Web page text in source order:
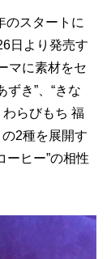
スタートに
日より発売す
マに素材をセ
ずき”、“きな
らびもち 福
2種を展開す
ーヒー”の相性